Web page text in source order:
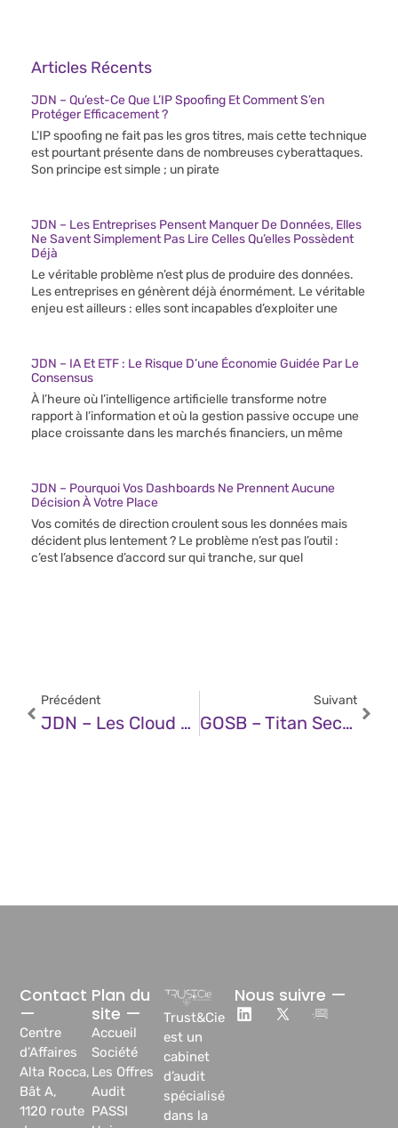
Articles Récents
JDN – Qu’est-Ce Que L’IP Spoofing Et Comment S’en
Protéger Efficacement ?
L’IP spoofing ne fait pas les gros titres, mais cette technique
est pourtant présente dans de nombreuses cyberattaques.
Son principe est simple ; un pirate
JDN – Les Entreprises Pensent Manquer De Données, Elles
Ne Savent Simplement Pas Lire Celles Qu’elles Possèdent
Déjà
Le véritable problème n’est plus de produire des données.
Les entreprises en génèrent déjà énormément. Le véritable
enjeu est ailleurs : elles sont incapables d’exploiter une
JDN – IA Et ETF : Le Risque D’une Économie Guidée Par Le
Consensus
À l’heure où l’intelligence artificielle transforme notre
rapport à l’information et où la gestion passive occupe une
place croissante dans les marchés financiers, un même
JDN – Pourquoi Vos Dashboards Ne Prennent Aucune
Décision À Votre Place
Vos comités de direction croulent sous les données mais
décident plus lentement ? Le problème n’est pas l’outil :
c’est l’absence d’accord sur qui tranche, sur quel
Précédent
JDN – Les Cloud Spécialisés Dans L’IA Générative Valent-Ils Le « Coût » ?
Suivant
GOSB – Titan Security Keys Now Available In More Countries
Trust&Cie
est un
cabinet
d’audit
spécialisé
dans la
Plan du
site —
Accueil
Société
Les Offres
Audit
PASSI
Contact
—
Centre
d’Affaires
Alta Rocca,
Bât A,
1120 route
Nous suivre —